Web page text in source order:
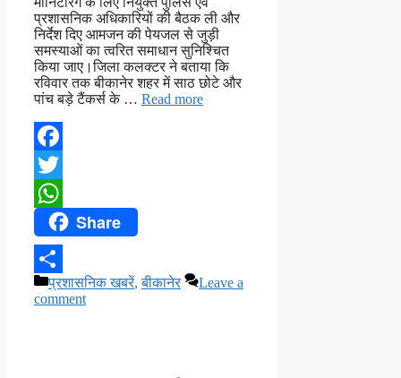
प्रशासनिक अधिकारियों की बैठक ली और
निर्देश दिए आमजन की पेयजल से जुड़ी
समस्याओं का त्वरित समाधान सुनिश्चित
किया जाए।जिला कलक्टर ने बताया कि
रविवार तक बीकानेर शहर में साठ छोटे और
पांच बड़े टैंकर्स के … Read more
Facebook
Twitter
WhatsAppShare
Share
Categories
प्रशासनिक खबरें,बीकानेर
Leave a
comment